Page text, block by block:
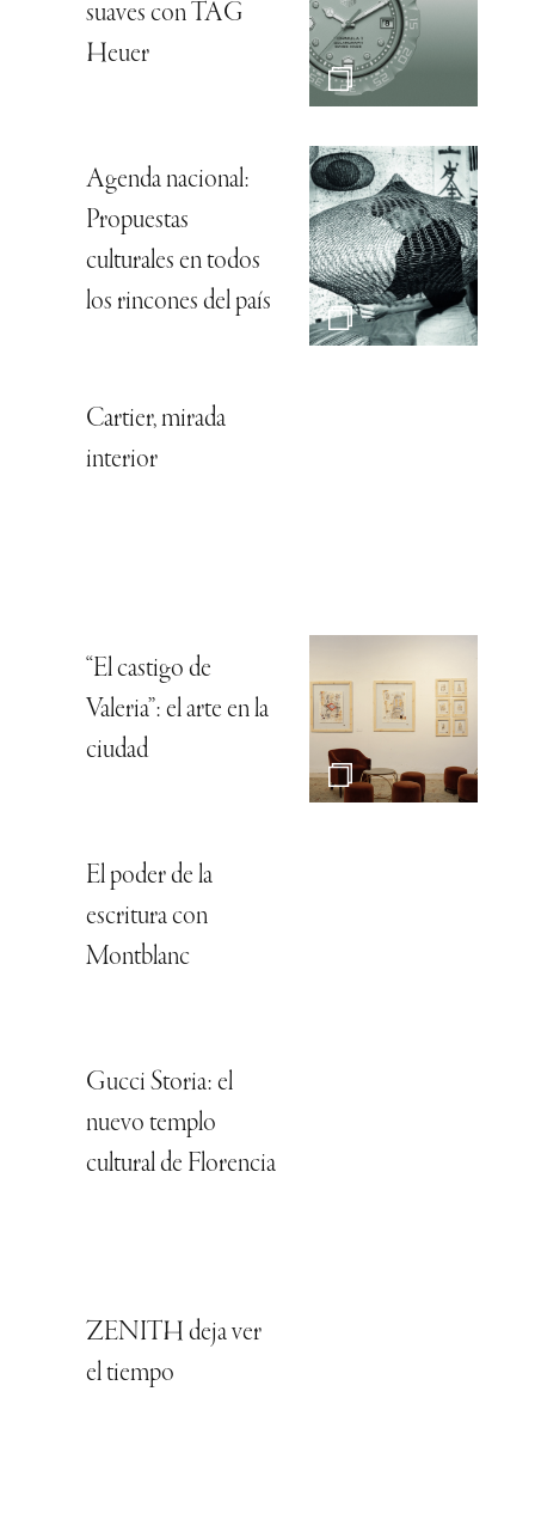
suaves con TAG
Heuer
Agenda nacional:
Propuestas
culturales en todos
los rincones del país
Cartier, mirada
interior
“El castigo de
Valeria”: el arte en la
ciudad
El poder de la
escritura con
Montblanc
Gucci Storia: el
nuevo templo
cultural de Florencia
ZENITH deja ver
el tiempo